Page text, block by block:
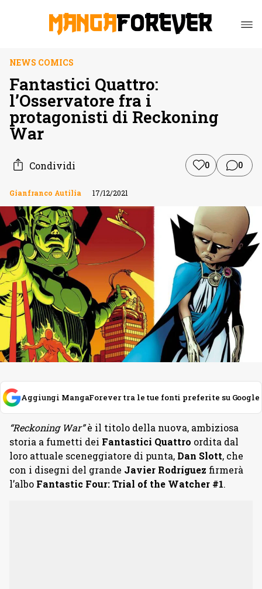
NEWS COMICS
Fantastici Quattro:
l’Osservatore fra i
protagonisti di Reckoning
War
Condividi 0 0
Gianfranco Autilia 17/12/2021
Aggiungi MangaForever tra le tue fonti preferite su Google
“Reckoning War”è il titolo della nuova, ambiziosa
storia a fumetti dei Fantastici Quattro ordita dal
loro attuale sceneggiatore di punta, Dan Slott, che
con i disegni del grande Javier Rodríguez firmerà
l’albo Fantastic Four: Trial of the Watcher #1.